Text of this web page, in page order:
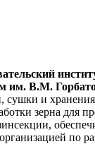
им. В.М.
и
зерна для
по